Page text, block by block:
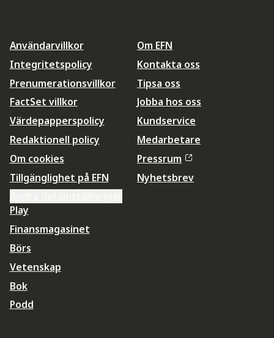
Användarvillkor
Integritetspolicy
Prenumerationsvillkor
FactSet villkor
Värdepapperspolicy
Redaktionell policy
Om cookies
Tillgänglighet på EFN
Om EFN
Kontakta oss
Tipsa oss
Jobba hos oss
Kundservice
Medarbetare
Pressrum
Nyhetsbrev
Play
Finansmagasinet
Börs
Vetenskap
Bok
Podd